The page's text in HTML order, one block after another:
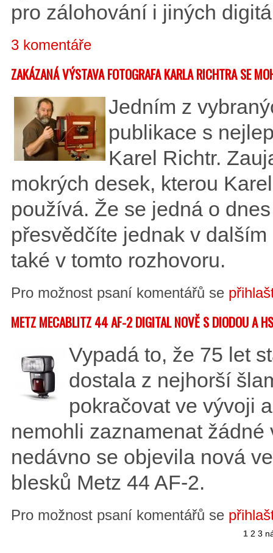
pro zálohování i jiných
3 komentáře
ZAKÁZANÁ VÝSTAVA FOTOGRAFA KARLA RICHTRA SE
Jedním z
publikace s
Karel Richtr.
mokrých desek, kterou
používá. Že se jedná o
přesvědčíte jednak v
také v tomto rozhovoru.
Pro možnost psaní komentářů se
METZ MECABLITZ 44 AF-2 DIGITAL NOVĚ S DIODOU A
Vypadá to, že 75 let
dostala z nejhorší
pokračovat ve vývoji
nemohli zaznamenat
nedávno se objevila nová
blesků Metz 44 AF-2.
Pro možnost psaní komentářů se
1 2 3